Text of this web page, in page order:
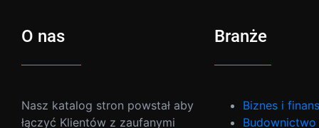
O nas
Nasz katalog stron powstał aby
łączyć Klientów z zaufanymi
Branże
Biznes i
Budownictwo